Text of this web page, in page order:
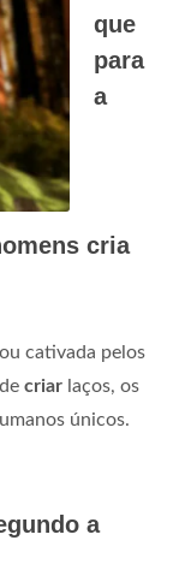
que
para
a
cria
cativada pelos
criar laços, os
únicos.
a